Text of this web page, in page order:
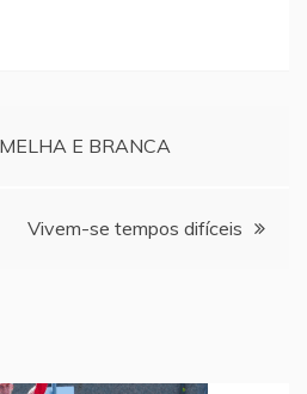
E BRANCA
Vivem-se tempos difíceis